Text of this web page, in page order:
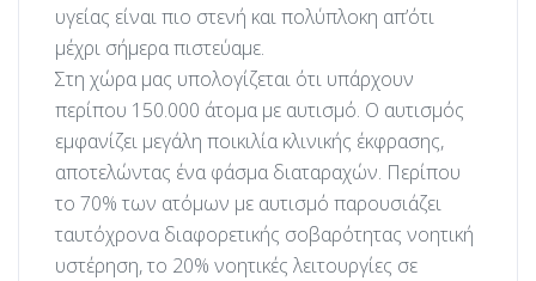
υγείας είναι πιο στενή και πολύπλοκη απ’ότι
μέχρι σήμερα πιστεύαμε.
Στη χώρα μας υπολογίζεται ότι υπάρχουν
περίπου 150.000 άτομα με αυτισμό. Ο αυτισμός
εμφανίζει μεγάλη ποικιλία κλινικής έκφρασης,
αποτελώντας ένα φάσμα διαταραχών. Περίπου
το 70% των ατόμων με αυτισμό παρουσιάζει
ταυτόχρονα διαφορετικής σοβαρότητας νοητική
υστέρηση, το 20% νοητικές λειτουργίες σε